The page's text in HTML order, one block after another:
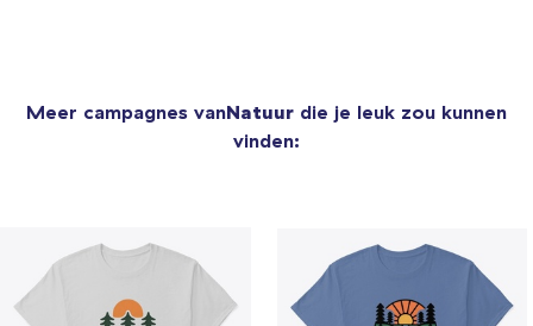
Meer campagnes vanNatuur die je leuk zou kunnen
vinden: